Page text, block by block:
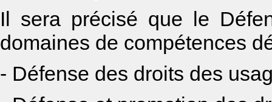
Il sera précisé que le
domaines de compétences
- Défense des droits des